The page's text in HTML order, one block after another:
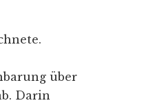
über
Darin